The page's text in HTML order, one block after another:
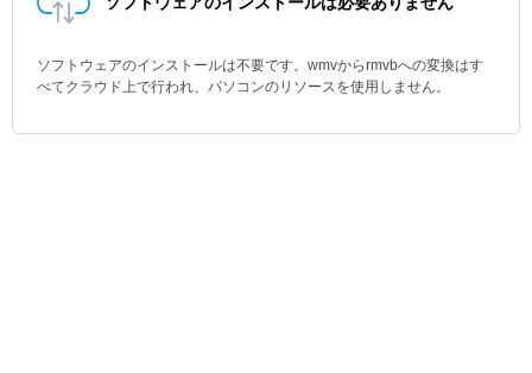
ソフトウェアのインストールは不要です。wmvからrmvbへの変換はす
べてクラウド上で行われ、パソコンのリソースを使用しません。